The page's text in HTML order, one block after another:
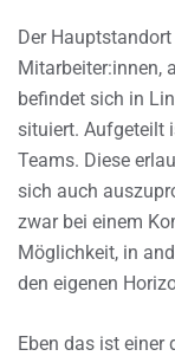
Der
Mitarbeiter:innen,
befindet sich in
situiert. Aufgeteilt
Teams. Diese
sich auch
zwar bei einem
Möglichkeit, in
den eigenen
Eben das ist einer